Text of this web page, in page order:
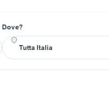
Dove?